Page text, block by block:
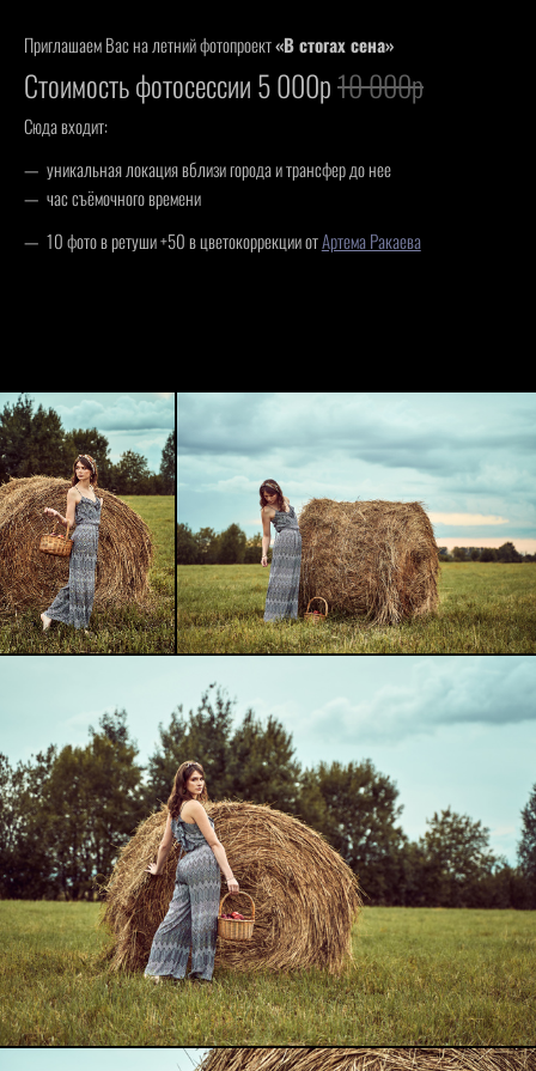
Приглашаем Вас на летний фотопроект«В стогах сена»
Стоимость фотосессии 5 000р10 000р
Сюда входит:
уникальная локация вблизи города и трансфер до нее
час съёмочного времени
10 фото в ретуши +50 в цветокоррекции отАртема Ракаева